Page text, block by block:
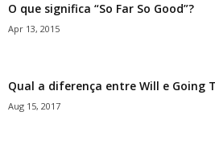
O que significa “So Far So Good”?
Apr 13, 2015
Qual a diferença entre Will e Going
Aug 15, 2017